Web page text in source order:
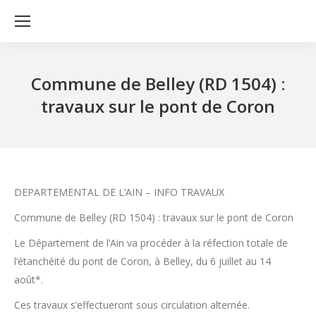
Commune de Belley (RD 1504) :
travaux sur le pont de Coron
DEPARTEMENTAL DE L’AIN – INFO TRAVAUX
Commune de Belley (RD 1504) : travaux sur le pont de Coron
Le Département de l’Ain va procéder à la réfection totale de
l’étanchéité du pont de Coron, à Belley, du 6 juillet au 14
août*.
Ces travaux s’effectueront sous circulation alternée.